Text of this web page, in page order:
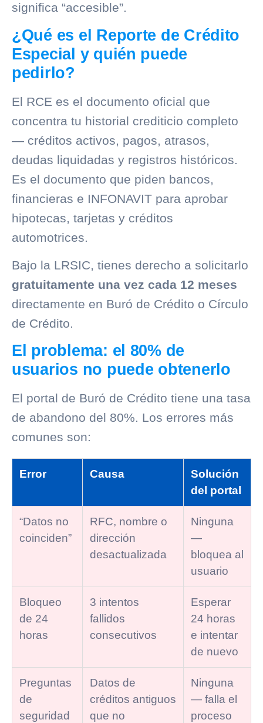
significa “accesible”.
¿Qué es el Reporte de Crédito
Especial y quién puede
pedirlo?
El RCE es el documento oficial que
concentra tu historial crediticio completo
— créditos activos, pagos, atrasos,
deudas liquidadas y registros históricos.
Es el documento que piden bancos,
financieras e INFONAVIT para aprobar
hipotecas, tarjetas y créditos
automotrices.
Bajo la LRSIC, tienes derecho a solicitarlo
gratuitamente una vez cada 12 meses
directamente en Buró de Crédito o Círculo
de Crédito.
El problema: el 80% de
usuarios no puede obtenerlo
El portal de Buró de Crédito tiene una tasa
de abandono del 80%. Los errores más
comunes son:
Error Causa
Solución
del portal
“Datos no
coinciden”
RFC, nombre o
dirección
desactualizada
Ninguna
—
bloquea al
usuario
Bloqueo
de 24
horas
3 intentos
fallidos
consecutivos
Esperar
24 horas
e intentar
de nuevo
Preguntas
de
seguridad
Datos de
créditos antiguos
que no
Ninguna
— falla el
proceso